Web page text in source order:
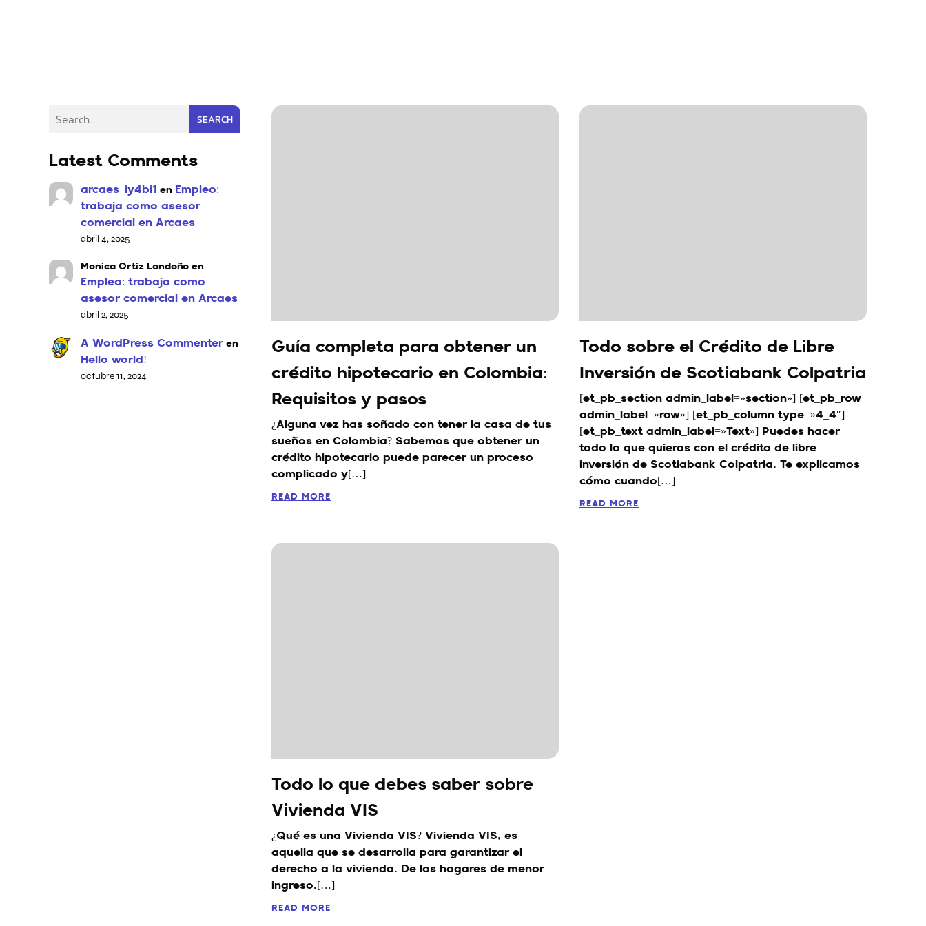
SEARCH
Latest Comments
arcaes_iy4bi1 en Empleo:
trabaja como asesor
comercial en Arcaes
abril 4, 2025
Monica Ortiz Londoñoen
Empleo: trabaja como
asesor comercial en Arcaes
abril 2, 2025
A WordPress Commenteren
Hello world!
octubre 11, 2024
Guía completa para obtener un
crédito hipotecario en Colombia:
Requisitos y pasos
¿Alguna vez has soñado con tener la casa de tus
sueños en Colombia? Sabemos que obtener un
crédito hipotecario puede parecer un proceso
complicado y[…]
READ MORE
Todo sobre el Crédito de Libre
Inversión de Scotiabank Colpatria
[et_pb_section admin_label=»section»] [et_pb_row
admin_label=»row»] [et_pb_column type=»4_4″]
[et_pb_text admin_label=»Text»] Puedes hacer
todo lo que quieras con el crédito de libre
inversión de Scotiabank Colpatria. Te explicamos
cómo cuando[…]
READ MORE
Todo lo que debes saber sobre
Vivienda VIS
¿Qué es una Vivienda VIS? Vivienda VIS, es
aquella que se desarrolla para garantizar el
derecho a la vivienda. De los hogares de menor
ingreso.[…]
READ MORE